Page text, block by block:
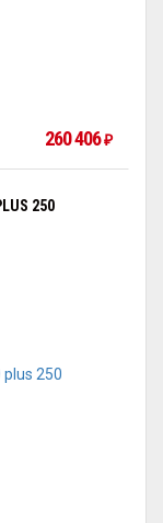
260 406₽
250